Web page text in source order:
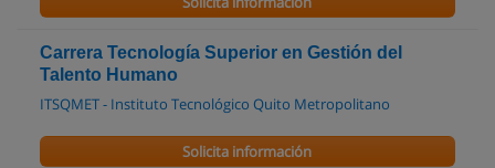
Carrera Tecnología Superior en Gestión del
Talento Humano
ITSQMET - Instituto Tecnológico Quito Metropolitano
Solicita información